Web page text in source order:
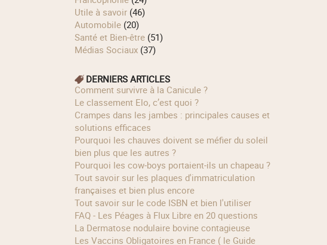
Utile à savoir(46)
Automobile(20)
Santé et Bien-être(51)
Médias Sociaux(37)
DERNIERS ARTICLES
Comment survivre à la Canicule ?
Le classement Elo, c’est quoi ?
Crampes dans les jambes : principales causes et
solutions efficaces
Pourquoi les chauves doivent se méfier du soleil
bien plus que les autres ?
Pourquoi les cow‑boys portaient‑ils un chapeau ?
Tout savoir sur les plaques d'immatriculation
françaises et bien plus encore
Tout savoir sur le code ISBN et bien l'utiliser
FAQ - Les Péages à Flux Libre en 20 questions
La Dermatose nodulaire bovine contagieuse
Les Vaccins Obligatoires en France ( le Guide